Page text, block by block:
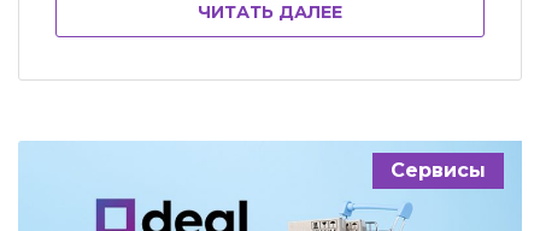
интересах читателей, но и для
продвижения сайта в поисковой
системе. Заказчики обычно не
ЧИТАТЬ ДАЛЕЕ
Сервисы